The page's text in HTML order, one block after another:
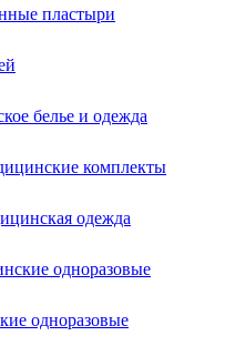
пластыри
белье и одежда
комплекты
одежда
одноразовые
одноразовые